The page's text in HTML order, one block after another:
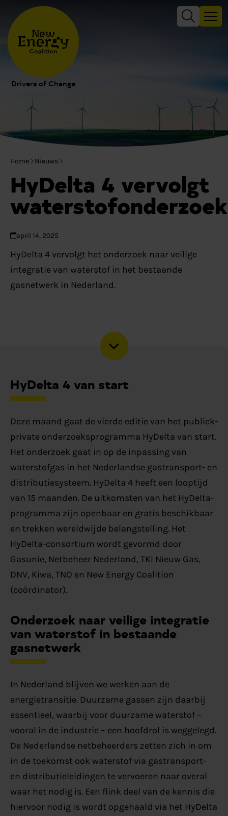
Drivers of Change
Home Nieuws
HyDelta 4 vervolgt
waterstofonderzoek
april 14, 2025
HyDelta 4 vervolgt het onderzoek naar veilige
integratie van waterstof in het bestaande
gasnetwerk in Nederland.
HyDelta 4 van start
Deze maand gaat de vierde editie van het publiek-
private onderzoeksprogramma HyDelta van start.
Het onderzoek gaat in op de inpassing van
waterstofgas in het Nederlandse gastransport- en
distributiesysteem. HyDelta 4 heeft een looptijd
van 15 maanden. De uitkomsten van het HyDelta-
programma zijn openbaar en gratis beschikbaar
en trekken wereldwijde belangstelling. Het
HyDelta-consortium wordt gevormd door
Gasunie, Netbeheer Nederland, TKI Nieuw Gas,
DNV, Kiwa, TNO en New Energy Coalition
(coördinator).
Onderzoek naar veilige integratie
van waterstof in bestaande
gasnetwerk
In Nederland blijven we werken aan de
energietransitie. Duurzame gassen zijn daarbij
essentieel, waarbij voor duurzame waterstof –
vooral in de industrie – een hoofdrol is weggelegd.
De Nederlandse netbeheerders zetten zich in om
in de toekomst ook waterstof via gastransport-
en distributieleidingen te vervoeren naar overal
waar het nodig is. Een flink deel van de kennis die
hiervoor nodig is wordt opgehaald via het HyDelta